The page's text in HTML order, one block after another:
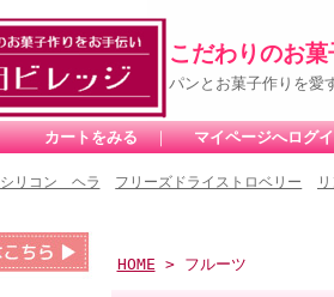
こだわりのお
パンとお菓子作りを愛
カートをみる ｜ マイページへログ
シリコン ヘラ フリーズドライストロベリー
HOME > フルーツ